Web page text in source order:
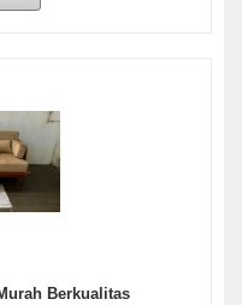
Berkualitas